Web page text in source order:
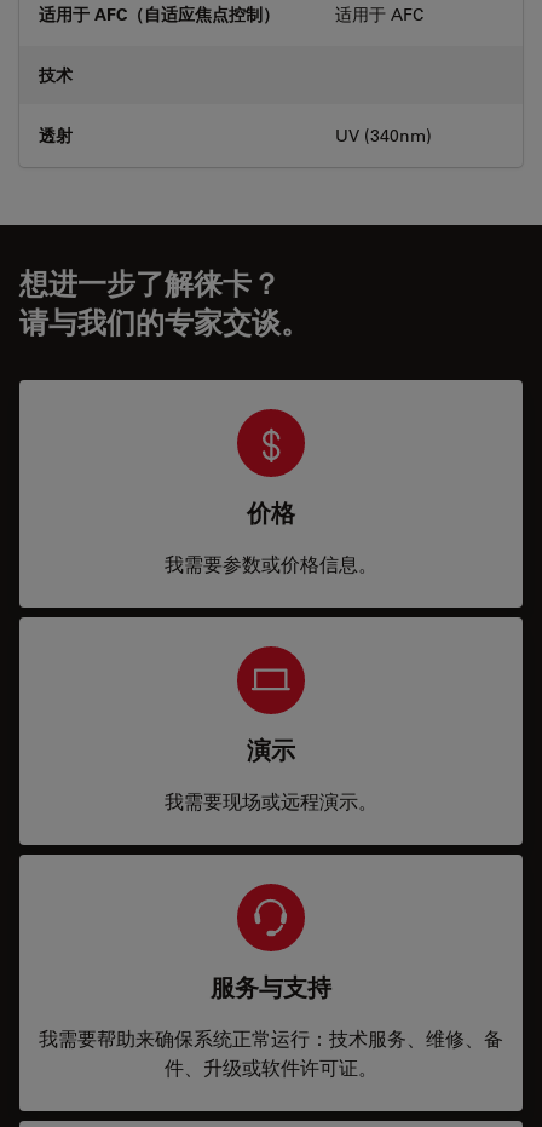
适用于 AFC（自适应焦点控制） 适用于 AFC
技术
透射 UV (340nm)
想进一步了解徕卡？
请与我们的专家交谈。
价格
我需要参数或价格信息。
演示
我需要现场或远程演示。
服务与支持
我需要帮助来确保系统正常运行：技术服务、维修、备
件、升级或软件许可证。